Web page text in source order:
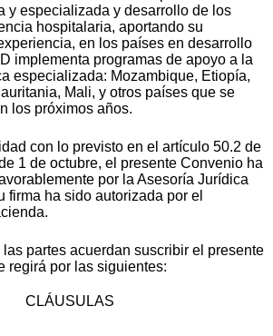
y especializada y desarrollo de los
hospitalaria, aportando su
en los países en desarrollo
implementa programas de apoyo a la
especializada: Mozambique, Etiopía,
Mali, y otros países que se
los próximos años.
con lo previsto en el artículo 50.2 de
1 de octubre, el presente Convenio ha
por la Asesoría Jurídica
firma ha sido autorizada por el
las partes acuerdan suscribir el presente
regirá por las siguientes:
CLÁUSULAS